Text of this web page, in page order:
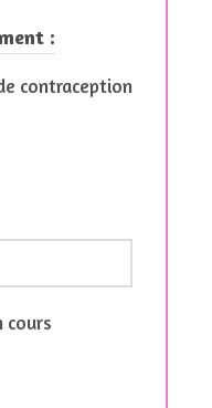
:
contraception
cours